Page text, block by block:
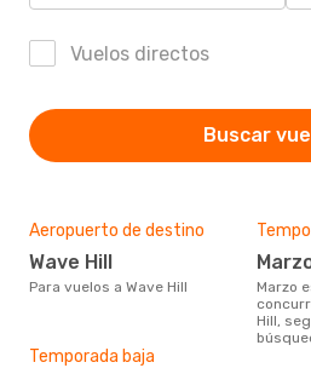
Vuelos directos
Buscar
Aeropuerto de destino
Wave Hill
Para vuelos a Wave Hill
marzo es una época muy
Hill,
Temporada baja